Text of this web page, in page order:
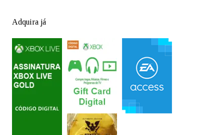
Adquira já